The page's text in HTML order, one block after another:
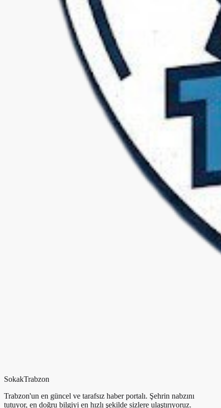
SokakTrabzon
Trabzon'un en güncel ve tarafsız haber portalı. Şehrin nabzını
tutuyor, en doğru bilgiyi en hızlı şekilde sizlere ulaştırıyoruz.